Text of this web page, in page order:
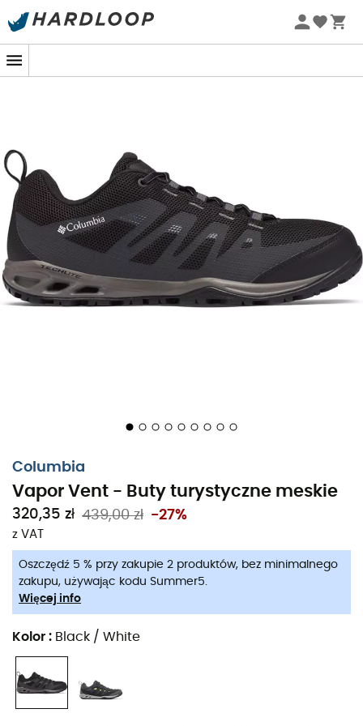
Letnie promocje 🔥 -5% DODATKOWO przy zakupie 2
Columbia
Vapor Vent - Buty turystyczne meskie
320,35 zł 439,00 zł -27%
z VAT
Oszczędź 5 % przy zakupie 2 produktów, bez minimalnego
zakupu, używając kodu Summer5.
Więcej info
Kolor : Black / White
wszechstronne buty turystyczne
amortyzację, doskonałą dynamikę i komfort przez cały
czas wysiłku dzięki podeszwie środkowej TechLite™.
Podeszwa zewnętrzna z technologią Omni-Grip™